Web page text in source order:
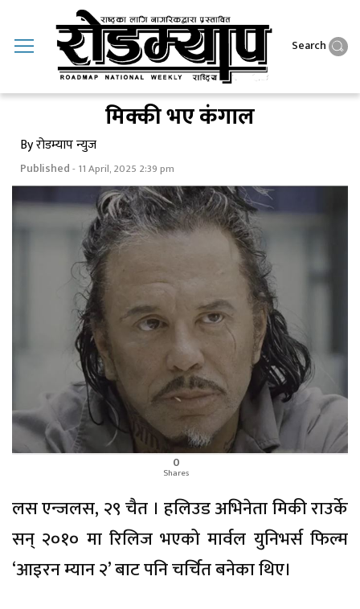
Search
मिक्की भए कंगाल
By रोडम्याप न्युज
Published- 11 April, 2025 2:39 pm
0
Shares
लस एन्जलस, २९ चैत । हलिउड अभिनेता मिकी राउर्के
सन् २०१० मा रिलिज भएको मार्वल युनिभर्स फिल्म
‘आइरन म्यान २’ बाट पनि चर्चित बनेका थिए।